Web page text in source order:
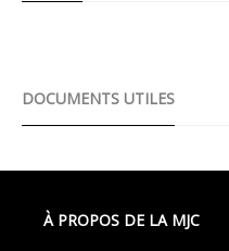
DOCUMENTS UTILES
À PROPOS DE LA MJC